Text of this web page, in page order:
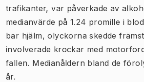
trafikanter, var påverkade av
medianvärde på 1.24 promille i
bar hjälm, olyckorna skedde
involverade krockar med
fallen. Medianåldern bland de
år.